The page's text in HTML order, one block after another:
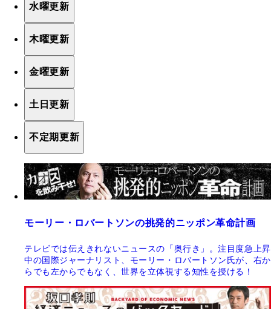
水曜更新
木曜更新
金曜更新
土日更新
不定期更新
モーリー・ロバートソンの挑発的ニッポン革命計画
テレビでは伝えきれないニュースの「奥行き」。注目度急上昇
中の国際ジャーナリスト、モーリー・ロバートソン氏が、右か
らでも左からでもなく、世界を立体視する知性を授ける！